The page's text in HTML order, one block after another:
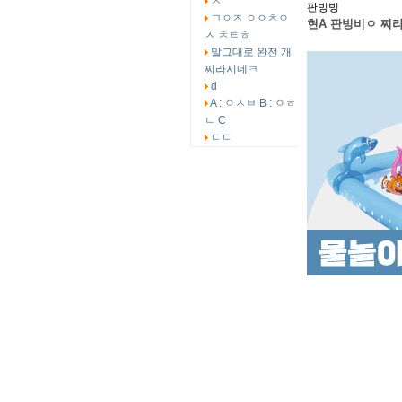
ㄱㅇㅈ ㅇㅇㅊㅇ
ㅅ ㅊㅌㅎ
말그대로 완전 개
찌라시네ㅋ
d
A : ㅇㅅㅂ B : ㅇㅎ
ㄴ C
ㄷㄷ
판빙빙
현A 판빙비ㅇ 찌